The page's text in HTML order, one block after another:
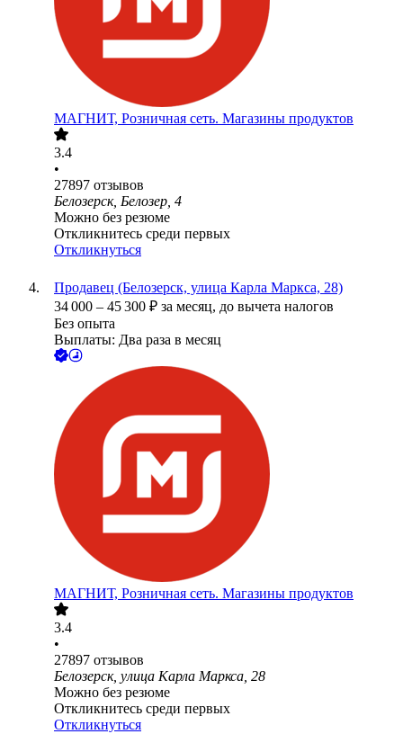
МАГНИТ, Розничная сеть. Магазины продуктов
3.4
•
27897 отзывов
Белозерск, Белозер, 4
Можно без резюме
Откликнитесь среди первых
Откликнуться
Продавец (Белозерск, улица Карла Маркса, 28)
34 000 – 45 300 ₽ за месяц, до вычета налогов
Без опыта
Выплаты: Два раза в месяц
МАГНИТ, Розничная сеть. Магазины продуктов
3.4
•
27897 отзывов
Белозерск, улица Карла Маркса, 28
Можно без резюме
Откликнитесь среди первых
Откликнуться